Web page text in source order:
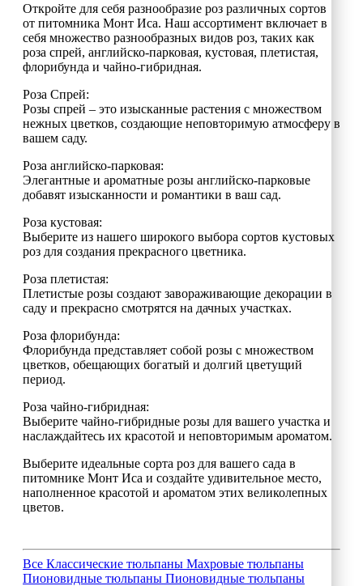
Откройте для себя разнообразие роз различных сортов
от питомника Монт Иса. Наш ассортимент включает в
себя множество разнообразных видов роз, таких как
роза спрей, английско-парковая, кустовая, плетистая,
флорибунда и чайно-гибридная.
Роза Спрей:
Розы спрей – это изысканные растения с множеством
нежных цветков, создающие неповторимую атмосферу в
вашем саду.
Роза английско-парковая:
Элегантные и ароматные розы английско-парковые
добавят изысканности и романтики в ваш сад.
Роза кустовая:
Выберите из нашего широкого выбора сортов кустовых
роз для создания прекрасного цветника.
Роза плетистая:
Плетистые розы создают завораживающие декорации в
саду и прекрасно смотрятся на дачных участках.
Роза флорибунда:
Флорибунда представляет собой розы с множеством
цветков, обещающих богатый и долгий цветущий
период.
Роза чайно-гибридная:
Выберите чайно-гибридные розы для вашего участка и
наслаждайтесь их красотой и неповторимым ароматом.
Выберите идеальные сорта роз для вашего сада в
питомнике Монт Иса и создайте удивительное место,
наполненное красотой и ароматом этих великолепных
цветов.
Все Классические тюльпаны Махровые тюльпаны
Пионовидные тюльпаны Пионовидные тюльпаны